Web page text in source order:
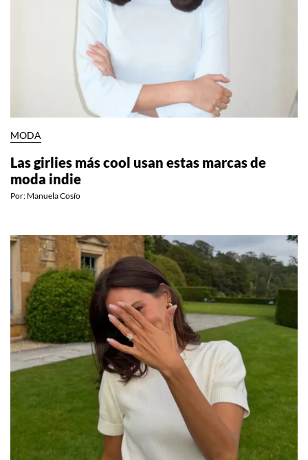
MODA
Las girlies más cool usan estas marcas de
moda indie
Por: Manuela Cosío